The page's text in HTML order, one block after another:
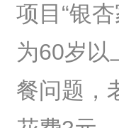
项目“银
为60岁以
餐问题，